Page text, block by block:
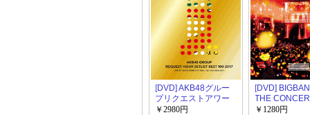
[DVD] AKB48グルー
プリクエストアワー
セットリストベスト
￥2980円
[DVD]
THE
0.TO.10 -THE
￥1280円